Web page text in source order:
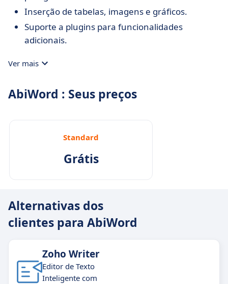
Inserção de tabelas, imagens e gráficos.
Suporte a plugins para funcionalidades
adicionais.
Ver mais
AbiWord : Seus preços
Standard
Grátis
Alternativas dos
clientes para AbiWord
Zoho Writer
Editor de Texto
Inteligente com